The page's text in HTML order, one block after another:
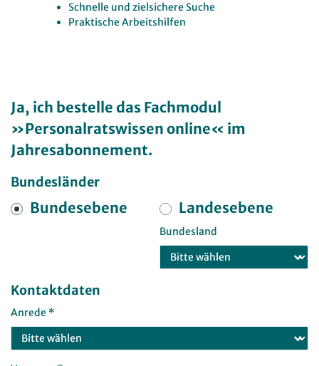
Schnelle und zielsichere Suche
Praktische Arbeitshilfen
Ja, ich bestelle das Fachmodul
»Personalratswissen online« im
Jahresabonnement.
Bundesländer
Bundesebene Landesebene
Bundesland
Kontaktdaten
Anrede *